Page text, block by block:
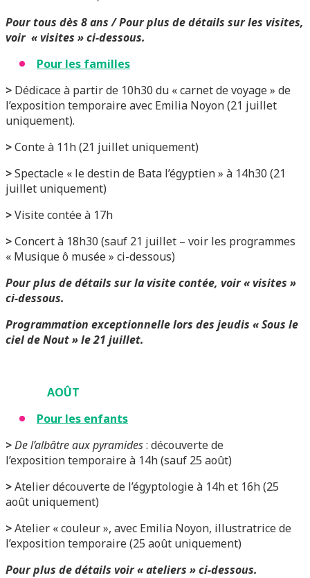
Pour tous dès 8 ans / Pour plus de détails sur les visites,
voir « visites » ci-dessous.
Pour les familles
> Dédicace à partir de 10h30 du « carnet de voyage » de
l’exposition temporaire avec Emilia Noyon (21 juillet
uniquement).
>Conte à 11h (21 juillet uniquement)
>Spectacle « le destin de Bata l’égyptien » à 14h30 (21
juillet uniquement)
>Visite contée à 17h
>Concert à 18h30 (sauf 21 juillet – voir les programmes
« Musique ô musée » ci-dessous)
Pour plus de détails sur la visite contée, voir « visites »
ci-dessous.
Programmation exceptionnelle lors des jeudis « Sous le
ciel de Nout » le 21 juillet.
AOÛT
Pour les enfants
>De l’albâtre aux pyramides: découverte de
l’exposition temporaire à 14h (sauf 25 août)
>Atelier découverte de l’égyptologie à 14h et 16h (25
août uniquement)
>Atelier « couleur », avec Emilia Noyon, illustratrice de
l’exposition temporaire (25 août uniquement)
Pour plus de détails voir « ateliers » ci-dessous.